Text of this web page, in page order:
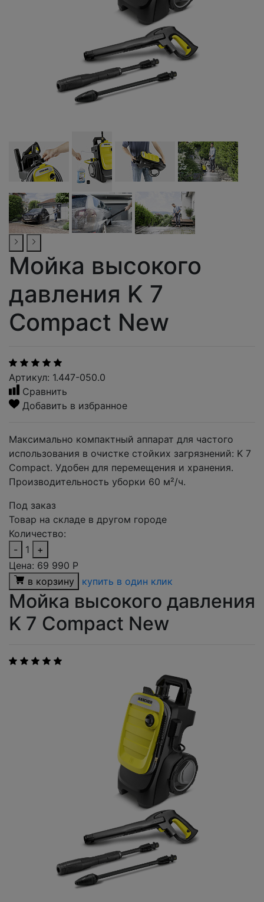
Мойка высокого
давления K 7
Compact New
Артикул: 1.447-050.0
Сравнить
Добавить в избранное
Максимально компактный аппарат для частого
использования в очистке стойких загрязнений: K 7
Compact. Удобен для перемещения и хранения.
Производительность уборки 60 м²/ч.
Под заказ
Товар на складе в другом городе
Количество:
-
1
+
Цена: 69 990 Р
в корзину
купить в один клик
Мойка высокого давления
K 7 Compact New